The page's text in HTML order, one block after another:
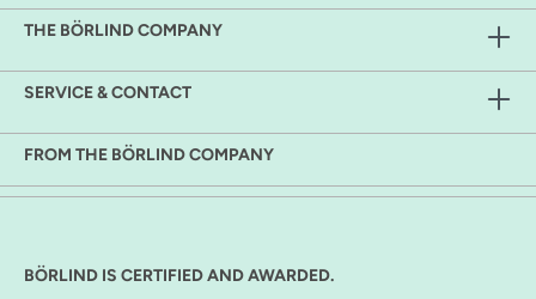
THE BÖRLIND COMPANY
SERVICE & CONTACT
FROM THE BÖRLIND COMPANY
BÖRLIND IS CERTIFIED AND AWARDED.